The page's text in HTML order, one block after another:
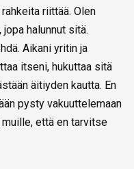
riittää. Olen
halunnut sitä.
Aikani yritin ja
itseni, hukuttaa sitä
äitiyden kautta. En
pysty vakuuttelemaan
että en tarvitse